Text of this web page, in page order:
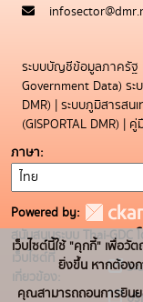
ระบบบัญชีข้อมูลภาครัฐ
Government Data) ระ
DMR) | ระบบภูมิสารสน
(GISPORTAL DMR) | คู่
ภาษา
Powered by:
สนับสนุนระบบ Thai-
เว็บไซต์ที่
เกี่ยวข้อง:
ระ
บริ
เว็บไซต์นี้ใช้ "คุกกี้" เพื่อวั
ยิ่งขึ้น หากต้อง
คุณสามารถถอนการยิน